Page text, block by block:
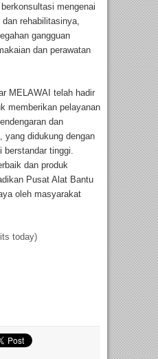
mengenai
rehabilitasinya,
gangguan
dan perawatan
MELAWAI telah hadir
memberikan pelayanan
dan
yang didukung dengan
tinggi.
dan produk
Pusat Alat Bantu
oleh masyarakat
today)